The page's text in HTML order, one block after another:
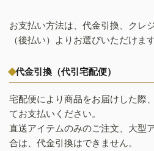
お支払い方法は、代金引換、クレ
（後払い）よりお選びいただけます
代金引換（代引宅配便）
宅配便により商品をお届けした際
てお支払いください。
直送アイテムのみのご注文、大型
合は、代金引換はできません。